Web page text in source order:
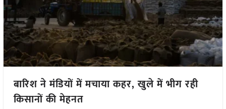
बारिश ने मंडियों में मचाया कहर, खुले में भीग रही
किसानों की मेहनत